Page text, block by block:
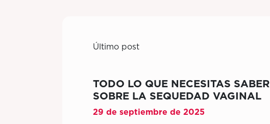
Último post
TODO LO QUE NECESITAS SABER
SOBRE LA SEQUEDAD VAGINAL
29 de septiembre de 2025